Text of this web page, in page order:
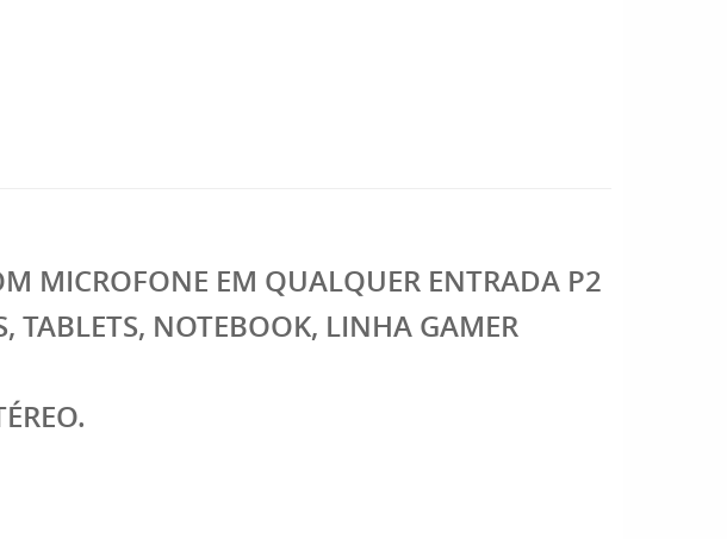
MICROFONE EM QUALQUER ENTRADA P2
TABLETS, NOTEBOOK, LINHA GAMER